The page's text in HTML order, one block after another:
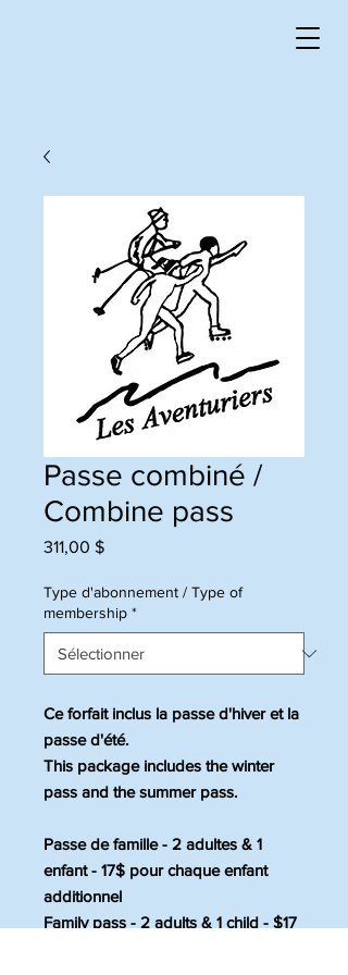
Passe combiné /
Combine pass
311,00 $Prix
Type d'abonnement / Type of
membership *
Ce forfait inclus la passe d'hiver et la
passe d'été.
This package includes the winter
pass and the summer pass.
Passe de famille - 2 adultes & 1
enfant - 17$ pour chaque enfant
additionnel
Family pass - 2 adults & 1 child - $17